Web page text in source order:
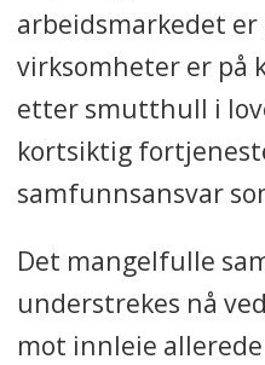
arbeidsmarkedet
virksomheter er på
etter smutthull i
kortsiktig
samfunnsansvar
Det mangelfulle
understrekes nå
mot innleie